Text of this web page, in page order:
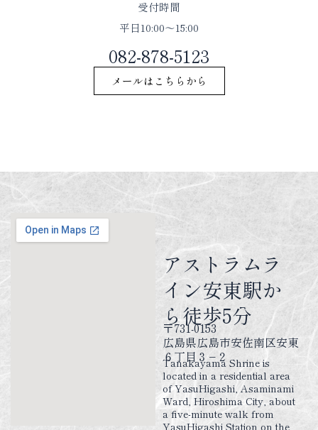
受付時間
平日10:00〜15:00
082-878-5123
メールはこちらから
アストラムラ
イン安東駅か
ら徒歩5分
〒731-0153
広島県広島市安佐南区安東
６丁目３−２
Tanakayama Shrine is
located in a residential area
of YasuHigashi, Asaminami
Ward, Hiroshima City, about
a five-minute walk from
YasuHigashi Station on the